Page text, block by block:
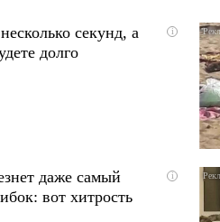
i
секунд, а
долго
i
даже самый
вот хитрость